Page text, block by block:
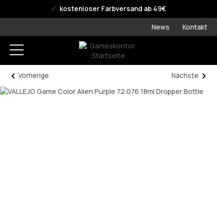
offizieller WPN Storekostenloser Farbversand ab 49€
News Kontakt
Vorherige Nächste